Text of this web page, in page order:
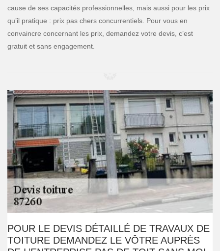
cause de ses capacités professionnelles, mais aussi pour les prix
qu’il pratique : prix pas chers concurrentiels. Pour vous en
convaincre concernant les prix, demandez votre devis, c’est
gratuit et sans engagement.
POUR LE DEVIS DÉTAILLÉ DE TRAVAUX DE
TOITURE DEMANDEZ LE VÔTRE AUPRÈS